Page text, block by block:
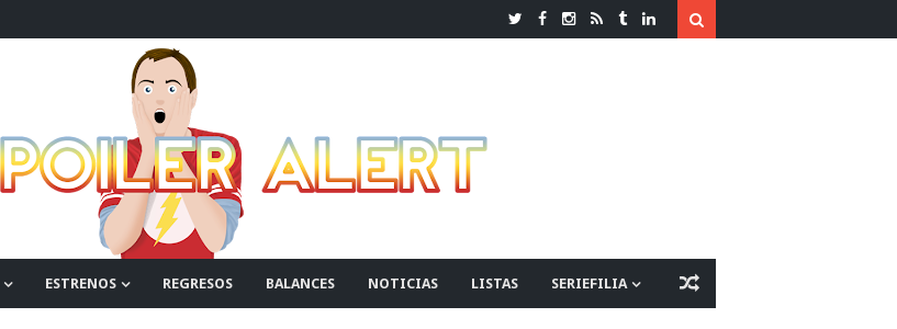
ESTRENOS REGRESOS BALANCES NOTICIAS LISTAS SERIEFILIA